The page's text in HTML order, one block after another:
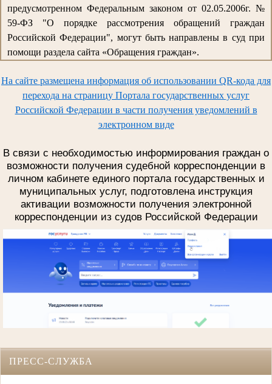
предусмотренном Федеральным законом от 02.05.2006г. №
59-ФЗ "О порядке рассмотрения обращений граждан
Российской Федерации", могут быть направлены в суд при
помощи раздела сайта «Обращения граждан».
На сайте размещена информация об использовании QR-кода для
перехода на страницу Портала государственных услуг
Российской Федерации в части получения уведомлений в
электронном виде
В связи с необходимостью информирования граждан о
возможности получения судебной корреспонденции в
личном кабинете единого портала государственных и
муниципальных услуг, подготовлена инструкция
активации возможности получения электронной
корреспонденции из судов Российской Федерации
ПРЕСС-СЛУЖБА